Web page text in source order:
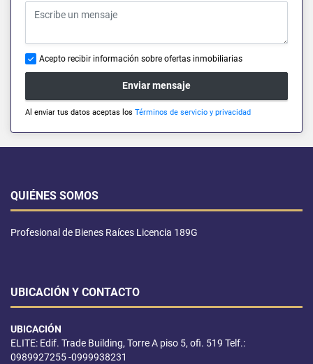
Acepto recibir información sobre ofertas inmobiliarias
Enviar mensaje
Al enviar tus datos aceptas los Términos de servicio y privacidad
QUIÉNES SOMOS
Profesional de Bienes Raíces Licencia 189G
UBICACIÓN Y CONTACTO
UBICACIÓN
ELITE: Edif. Trade Building, Torre A piso 5, ofi. 519 Telf.:
0989927255 -0999938231